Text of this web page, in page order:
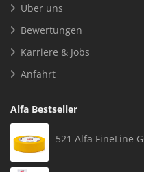
Über uns
Bewertungen
Karriere & Jobs
Anfahrt
Alfa Bestseller
521 Alfa FineLine